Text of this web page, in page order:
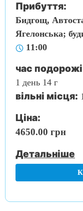
Прибуття:
Бидгощ,
Ягелонська;
11:00
час
1 день 14 г
вільні місця:
Ціна:
4650.00 грн
Детальніше